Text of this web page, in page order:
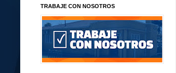
TRABAJE CON NOSOTROS